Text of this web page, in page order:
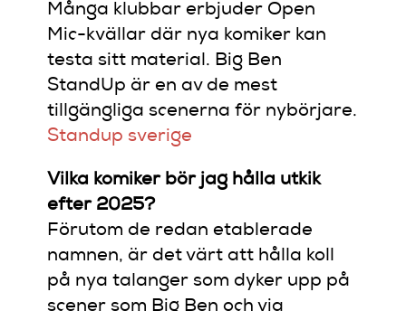
Många klubbar erbjuder Open
Mic-kvällar där nya komiker kan
testa sitt material. Big Ben
StandUp är en av de mest
tillgängliga scenerna för nybörjare.
Standup sverige
Vilka komiker bör jag hålla utkik
efter 2025?
Förutom de redan etablerade
namnen, är det värt att hålla koll
på nya talanger som dyker upp på
scener som Big Ben och via